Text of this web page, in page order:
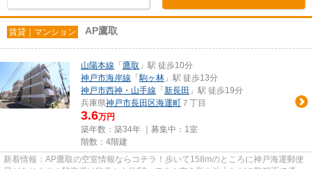
賃貸｜マンション AP鷹取
山陽本線 「 鷹取 」駅 徒歩10分
神戸市海岸線 「駒ヶ林 」駅 徒歩13分
神戸市西神・山手線 「 新長田 」駅 徒歩19分
兵庫県神戸市長田区海運町 ７丁目
3.6万円
築年数：築34年 ｜募集中： 1室
階数：4階建
新着情報：AP鷹取の空室情報ならコチラ！歩いて158mのところに神戸海運郵便